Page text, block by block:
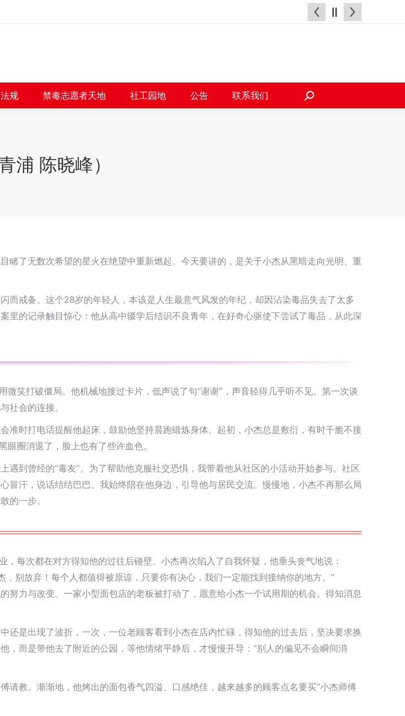
规 禁毒志愿者天地 社工园地 公告 联系我们
搜
浦 陈晓峰）
了无数次希望的星火在绝望中重新燃起。今天要讲的，是关于小杰从黑暗走向光明、重
戒备。这个28岁的年轻人，本该是人生最意气风发的年纪，却因沾染毒品失去了太多
的记录触目惊心：他从高中辍学后结识不良青年，在好奇心驱使下尝试了毒品，从此深
笑打破僵局。他机械地接过卡片，低声说了句“谢谢”，声音轻得几乎听不见。第一次谈
社会的连接。
时打电话提醒他起床，鼓励他坚持晨跑锻炼身体。起初，小杰总是敷衍，有时干脆不接
圈消退了，脸上也有了些许血色。
到曾经的“毒友”。为了帮助他克服社交恐惧，我带着他从社区的小活动开始参与。社区
汗，说话结结巴巴。我始终陪在他身边，引导他与居民交流。慢慢地，小杰不再那么局
的一步。
每次都在对方得知他的过往后碰壁。小杰再次陷入了自我怀疑，他垂头丧气地说：
，别放弃！每个人都值得被原谅，只要你有决心，我们一定能找到接纳你的地方。”
力与改变。一家小型面包店的老板被打动了，愿意给小杰一个试用期的机会。得知消息
是出现了波折，一次，一位老顾客看到小杰在店内忙碌，得知他的过去后，坚决要求换
而是带他去了附近的公园，等他情绪平静后，才慢慢开导：“别人的偏见不会瞬间消
教。渐渐地，他烤出的面包香气四溢、口感绝佳，越来越多的顾客点名要买“小杰师傅
政策法规 禁毒志愿者天地 社工园地 公告 联系我们
搜